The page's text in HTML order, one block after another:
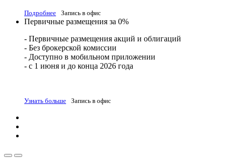
Подробнее Запись в офис
Первичные размещения за 0%
- Первичные размещения акций и облигаций
- Без брокерской комиссии
- Доступно в мобильном приложении
- с 1 июня и до конца 2026 года
Узнать больше Запись в офис